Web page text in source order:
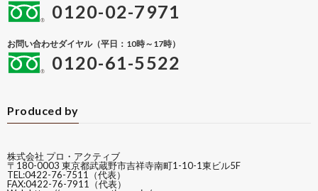
0120-02-7971
お問い合わせダイヤル（平日：10時～17時）
0120-61-5522
Produced by
株式会社 プロ・アクティブ
〒180-0003 東京都武蔵野市吉祥寺南町1-10-1東ビル5F
TEL:0422-76-7511（代表）
FAX:0422-76-7911（代表）